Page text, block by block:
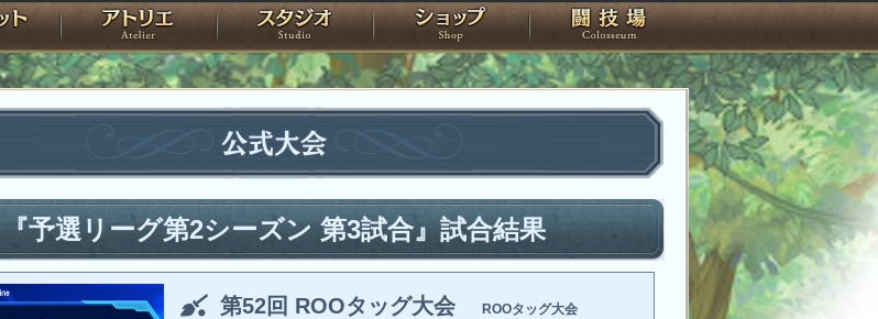
ローレット アトリエ スタジオ ショップ 闘技場
公式大会
『予選リーグ第2シーズン 第3試合』試合結果
第52回 ROOタッグ大会 ROOタッグ大会